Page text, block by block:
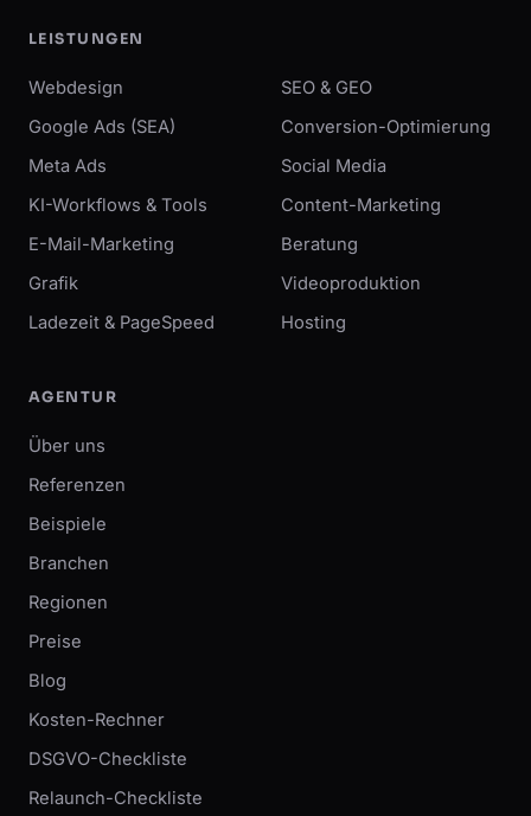
LEISTUNGEN
Webdesign
SEO & GEO
Google Ads (SEA)
Conversion-Optimierung
Meta Ads
Social Media
KI-Workflows & Tools
Content-Marketing
E-Mail-Marketing
Beratung
Grafik
Videoproduktion
Ladezeit & PageSpeed
Hosting
AGENTUR
Über uns
Referenzen
Beispiele
Branchen
Regionen
Preise
Blog
Kosten-Rechner
DSGVO-Checkliste
Relaunch-Checkliste